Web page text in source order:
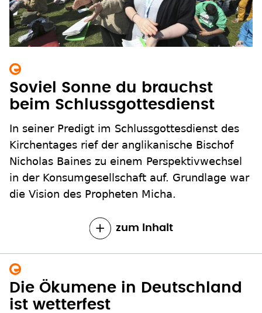
Soviel Sonne du brauchst
beim Schlussgottesdienst
In seiner Predigt im Schlussgottesdienst des
Kirchentages rief der anglikanische Bischof
Nicholas Baines zu einem Perspektivwechsel
in der Konsumgesellschaft auf. Grundlage war
die Vision des Propheten Micha.
zum Inhalt
Die Ökumene in Deutschland
ist wetterfest